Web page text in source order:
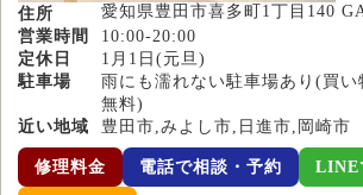
住所
愛知県豊田市喜多町1丁目140
営業時間
10:00-20:00
定休日
1月1日(元旦)
駐車場
雨にも濡れない駐車場あり(買い
無料)
近い地域
豊田市,みよし市,日進市,岡崎市
修理料金 電話で相談・予約 LINE